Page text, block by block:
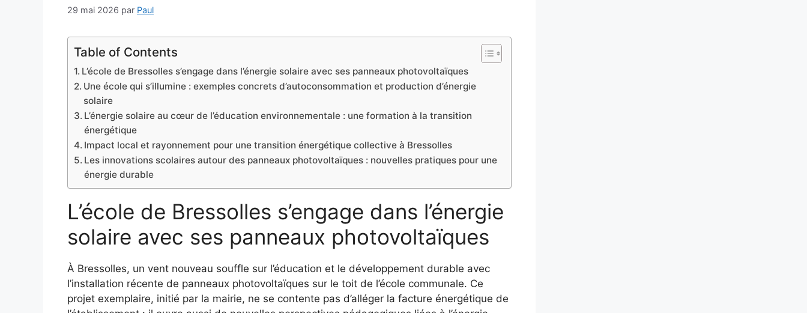
29 mai 2026 par Paul
Table of Contents
L’école de Bressolles s’engage dans l’énergie solaire avec ses panneaux photovoltaïques
Une école qui s’illumine : exemples concrets d’autoconsommation et production d’énergie
solaire
L’énergie solaire au cœur de l’éducation environnementale : une formation à la transition
énergétique
Impact local et rayonnement pour une transition énergétique collective à Bressolles
Les innovations scolaires autour des panneaux photovoltaïques : nouvelles pratiques pour une
énergie durable
L’école de Bressolles s’engage dans l’énergie
solaire avec ses panneaux photovoltaïques
À Bressolles, un vent nouveau souffle sur l’éducation et le développement durable avec
l’installation récente de panneaux photovoltaïques sur le toit de l’école communale. Ce
projet exemplaire, initié par la mairie, ne se contente pas d’alléger la facture énergétique de